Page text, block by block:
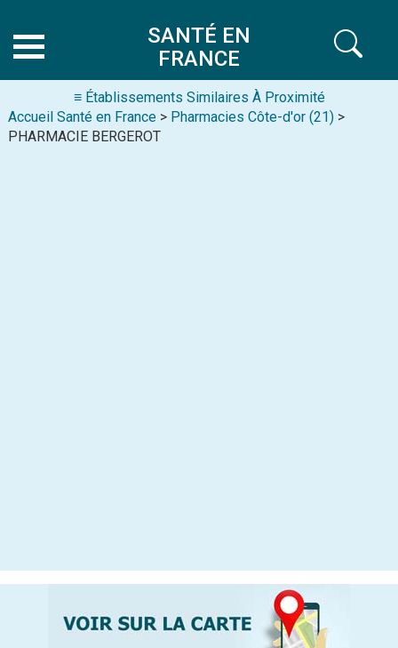
SANTÉ EN
FRANCE
≡ Établissements Similaires À Proximité
Accueil Santé en France > Pharmacies Côte-d'or (21) >
PHARMACIE BERGEROT